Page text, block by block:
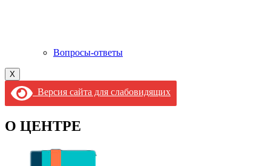
Вопросы-ответы
X
Версия сайта для слабовидящих
О ЦЕНТРЕ